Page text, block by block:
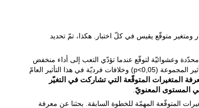
محدّدة وعشوائيّة لتوقّع عندما تؤدّي التعب إلى أداء منخفض
وكشف الخلافات في تحليل المجموعة. كشفنا تأثير المجموعة (p<0,05) وخلافات فرديّة في هذا التأثير العامّ
المتغيرات المتوقّعة التي تشاركت في التغيّر
المستوى المعنويّ
المتوقّعة المهمّة للخطوة السابقة. بحثنا عن معرفة